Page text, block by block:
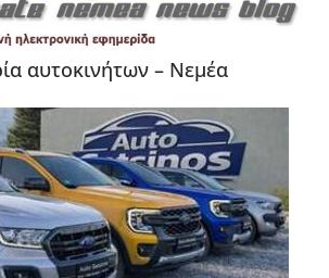
αυτοκινήτων – Νεμέα